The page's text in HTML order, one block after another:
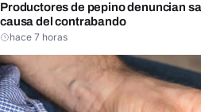
Productores de pepino denuncian
causa del contrabando
hace 7 horas